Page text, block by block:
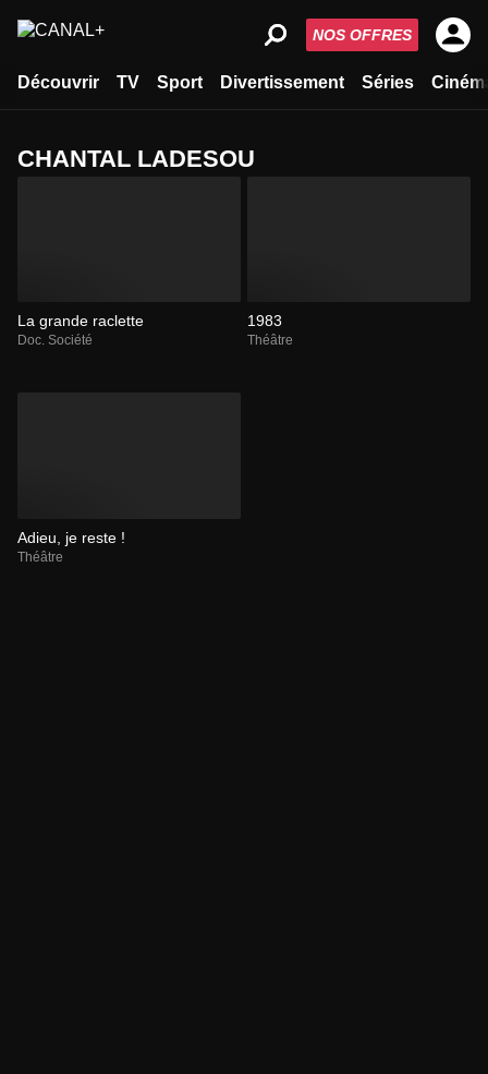
Découvrir TV Sport Divertissement Séries
NOS OFFRES
CHANTAL LADESOU
La grande raclette
Doc. Société
1983
Théâtre
Adieu, je reste !
Théâtre